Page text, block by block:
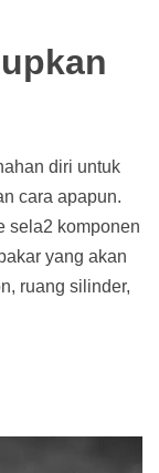
diri untuk
cara apapun.
sela2 komponen
yang akan
ruang silinder,